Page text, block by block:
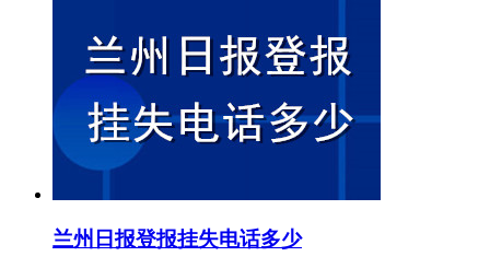
兰州日报登报挂失电话多少